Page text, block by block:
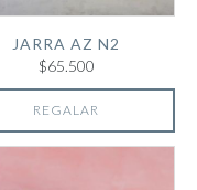
JARRA AZ N2
$65.500
REGALAR